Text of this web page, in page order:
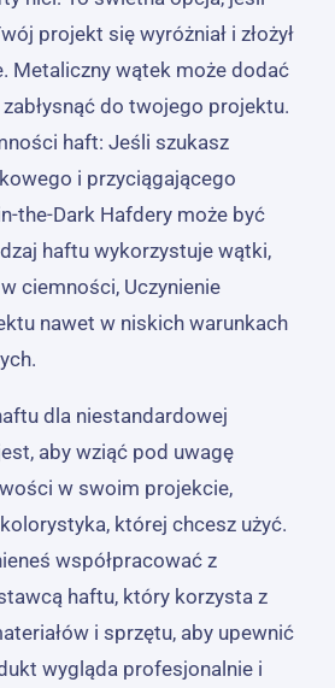
projekt się wyróżniał i złożył
Metaliczny wątek może dodać
do twojego projektu.
haft: Jeśli szukasz
i przyciągającego
the-Dark Hafdery może być
haftu wykorzystuje wątki,
ciemności, Uczynienie
nawet w niskich warunkach
dla niestandardowej
aby wziąć pod uwagę
w swoim projekcie,
której chcesz użyć.
współpracować z
haftu, który korzysta z
i sprzętu, aby upewnić
wygląda profesjonalnie i